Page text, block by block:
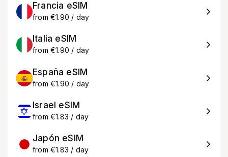
Francia eSIM
from €1.90 / day
Italia eSIM
from €1.90 / day
España eSIM
from €1.90 / day
Israel eSIM
from €1.83 / day
Japón eSIM
from €1.83 / day